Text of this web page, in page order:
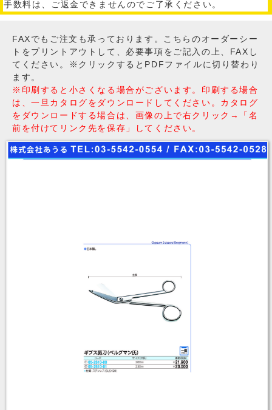
手数料は、ご返金できませんのでご了承ください。
FAXでもご注文も承っております。こちらのオーダーシー
トをプリントアウトして、必要事項をご記入の上、FAXし
てください。※クリックするとPDFファイルに切り替わり
ます。
※印刷すると小さくなる場合がございます。印刷する場合
は、一旦カタログをダウンロードしてください。カタログ
をダウンロードする場合は、画像の上で右クリック→「名
前を付けてリンク先を保存」してください。